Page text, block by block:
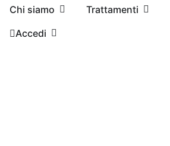
Chi siamo Trattamenti
Accedi